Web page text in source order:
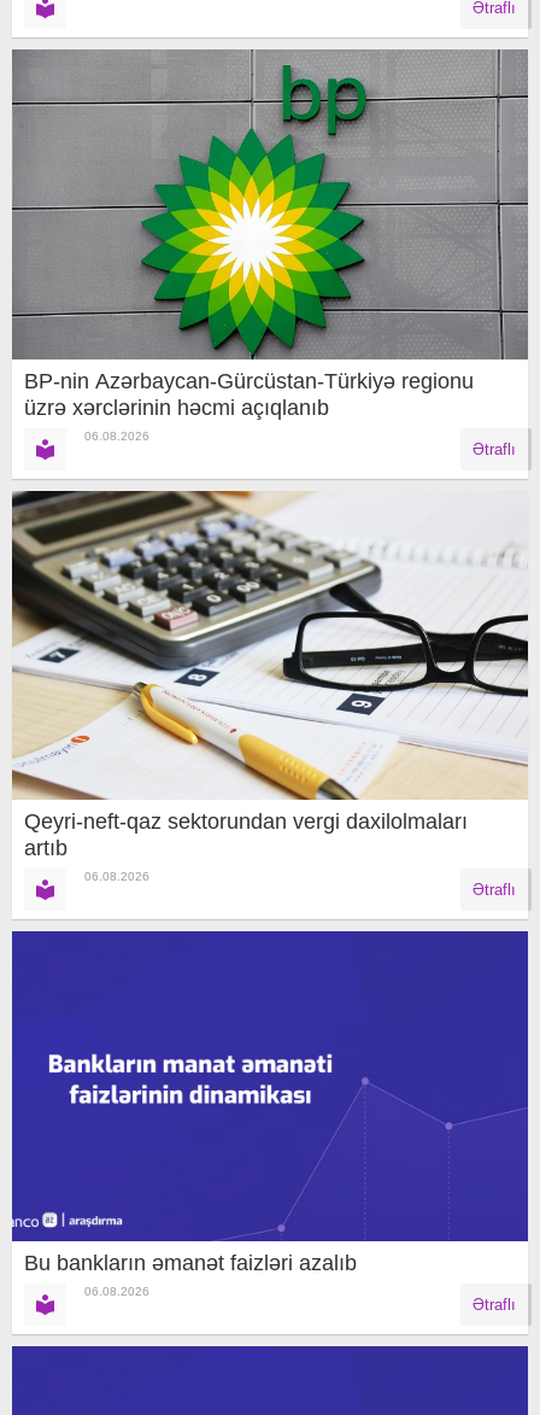
Ətraflı
BP-nin Azərbaycan-Gürcüstan-Türkiyə regionu
üzrə xərclərinin həcmi açıqlanıb
06.08.2026
Ətraflı
Qeyri-neft-qaz sektorundan vergi daxilolmaları
artıb
06.08.2026
Ətraflı
Bu bankların əmanət faizləri azalıb
06.08.2026
Ətraflı